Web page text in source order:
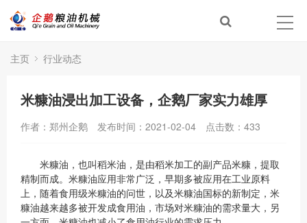
主页 行业动态
米糠油浸出加工设备，企鹅厂家实力雄厚
作者：郑州企鹅 发布时间：2021-02-04 点击数： 433
米糠油，也叫稻米油，是由稻米加工的副产品米糠，提取
精制而成。米糠油应用非常广泛，早期多被应用在工业原料
上，随着食用级米糠油的问世，以及米糠油国标的新制定，米
糠油越来越多被开发成食用油，市场对米糠油的需求量大，另